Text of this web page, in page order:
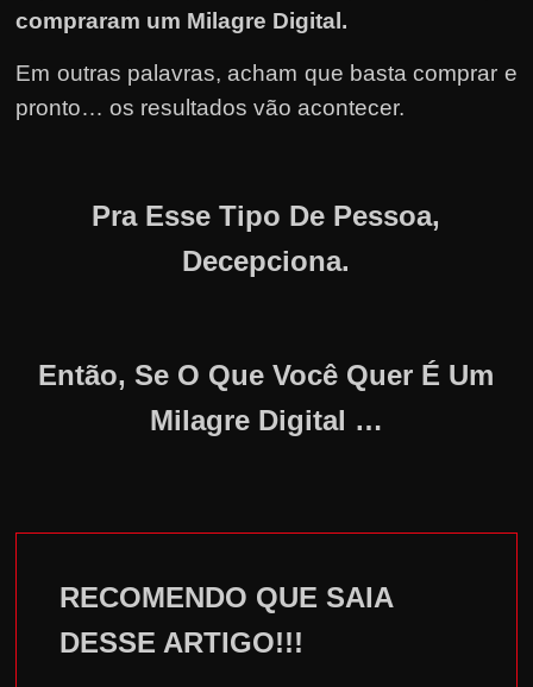
compraram um Milagre Digital.
Em outras palavras, acham que basta comprar e
pronto… os resultados vão acontecer.
Pra Esse Tipo De Pessoa,
Decepciona.
Então, Se O Que Você Quer É Um
Milagre Digital …
RECOMENDO QUE SAIA
DESSE ARTIGO!!!